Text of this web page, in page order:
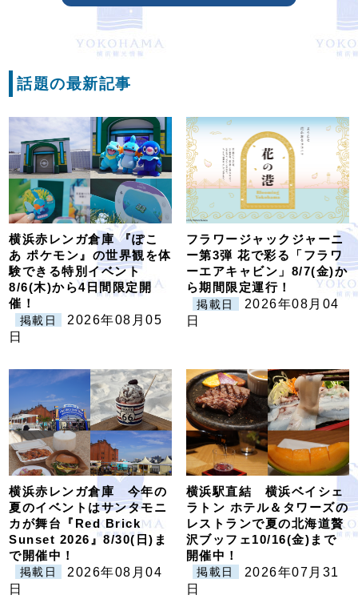
話題の最新記事
横浜赤レンガ倉庫 『ぽこ
あ ポケモン』の世界観を体
験できる特別イベント
8/6(木)から4日間限定開
催！
掲載日
2026年08月05
日
フラワージャックジャーニ
ー第3弾 花で彩る「フラワ
ーエアキャビン」8/7(金)か
ら期間限定運行！
掲載日
2026年08月04
日
横浜赤レンガ倉庫 今年の
夏のイベントはサンタモニ
カが舞台『Red Brick
Sunset 2026』8/30(日)ま
で開催中！
掲載日
2026年08月04
日
横浜駅直結 横浜ベイシェ
ラトン ホテル＆タワーズの
レストランで夏の北海道贅
沢ブッフェ10/16(金)まで
開催中！
掲載日
2026年07月31
日